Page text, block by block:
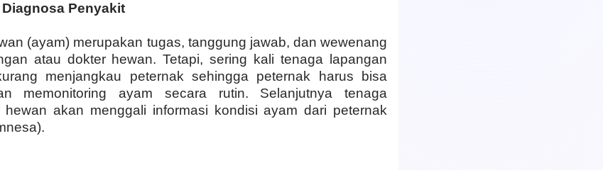
Penyakit
(ayam) merupakan tugas, tanggung jawab, dan wewenang
atau dokter hewan. Tetapi, sering kali tenaga lapangan
menjangkau peternak sehingga peternak harus bisa
memonitoring ayam secara rutin. Selanjutnya tenaga
hewan akan menggali informasi kondisi ayam dari peternak